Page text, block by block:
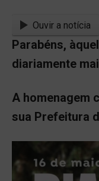
Ouvir a notícia
Parabéns,
diariamente
A homenagem
sua Prefeitura